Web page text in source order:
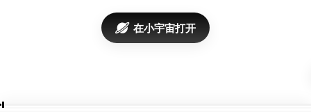
情和韵律，对于一篇命题作文来讲，算是份不错的答
案。但在人物刻画和主题表达上确实显得单薄和割裂，
在小宇宙打开